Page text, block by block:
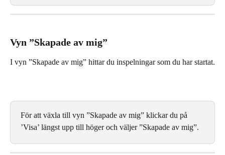
Vyn ”Skapade av mig”
I vyn ”Skapade av mig” hittar du inspelningar som du har startat.
För att växla till vyn ”Skapade av mig” klickar du på
’Visa’ längst upp till höger och väljer ”Skapade av mig”.